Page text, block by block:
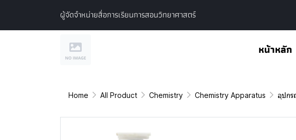
ผู้จัดจำหน่ายสื่อการเรียนการสอนวิทยาศาสตร์
หน้าหลัก
Home All Product Chemistry Chemistry Apparatus อุปกร